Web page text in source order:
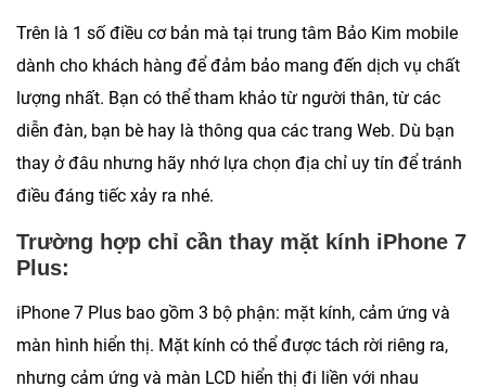
Trên là 1 số điều cơ bản mà tại trung tâm Bảo Kim mobile
dành cho khách hàng để đảm bảo mang đến dịch vụ chất
lượng nhất. Bạn có thể tham khảo từ người thân, từ các
diễn đàn, bạn bè hay là thông qua các trang Web. Dù bạn
thay ở đâu nhưng hãy nhớ lựa chọn địa chỉ uy tín để tránh
điều đáng tiếc xảy ra nhé.
Trường hợp chỉ cần thay mặt kính iPhone 7
Plus:
iPhone 7 Plus bao gồm 3 bộ phận: mặt kính, cảm ứng và
màn hình hiển thị. Mặt kính có thể được tách rời riêng ra,
nhưng cảm ứng và màn LCD hiển thị đi liền với nhau